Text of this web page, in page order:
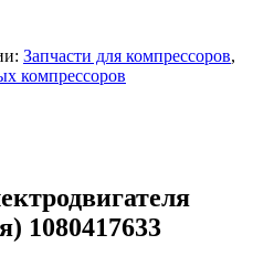
Запчасти для компрессоров,
компрессоров
1080417633